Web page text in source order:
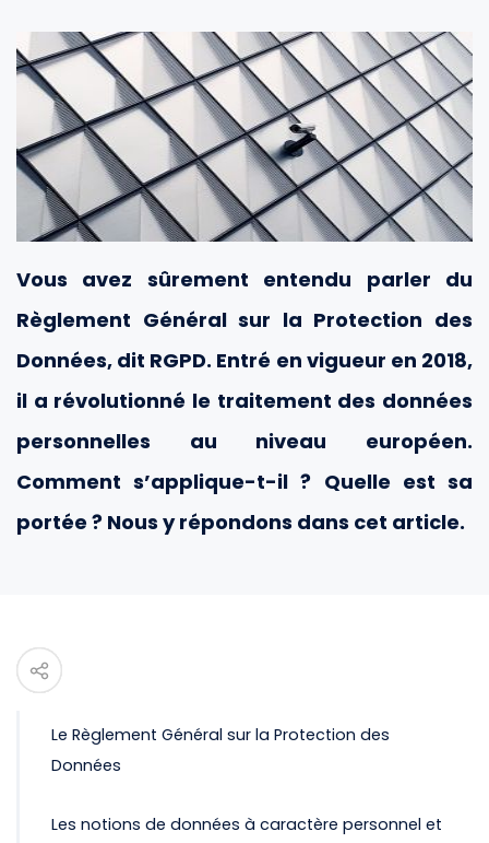
Vous avez sûrement entendu parler du
Règlement Général sur la Protection des
Données, dit RGPD. Entré en vigueur en 2018,
il a révolutionné le traitement des données
personnelles au niveau européen.
Comment s’applique-t-il ? Quelle est sa
portée ? Nous y répondons dans cet article.
Le Règlement Général sur la Protection des
Données
Les notions de données à caractère personnel et